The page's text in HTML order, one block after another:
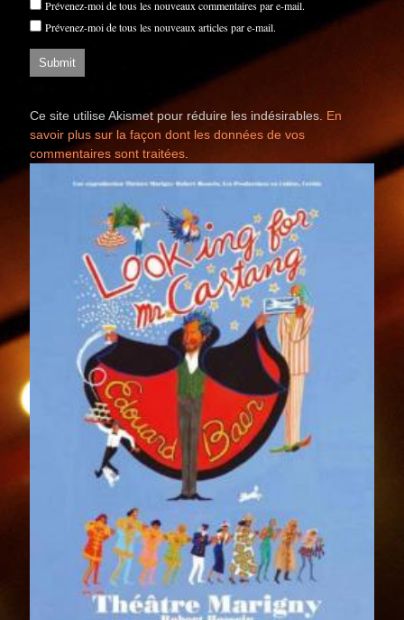
Prévenez-moi de tous les nouveaux commentaires par e-mail.
Prévenez-moi de tous les nouveaux articles par e-mail.
Ce site utilise Akismet pour réduire les indésirables. En
savoir plus sur la façon dont les données de vos
commentaires sont traitées